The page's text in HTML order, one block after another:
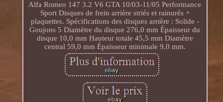
Alfa Romeo 147 3.2 V6 GTA 10/03-11/05 Performance
Sport Disques de frein arrière striés et rainurés +
plaquettes. Spécifications des disques arrière : Solide -
Goujons 5 Diamètre du disque 276,0 mm Épaisseur du
disque 10,0 mm Hauteur totale 45,5 mm Diamètre
central 59,0 mm Épaisseur minimale 9,0 mm.